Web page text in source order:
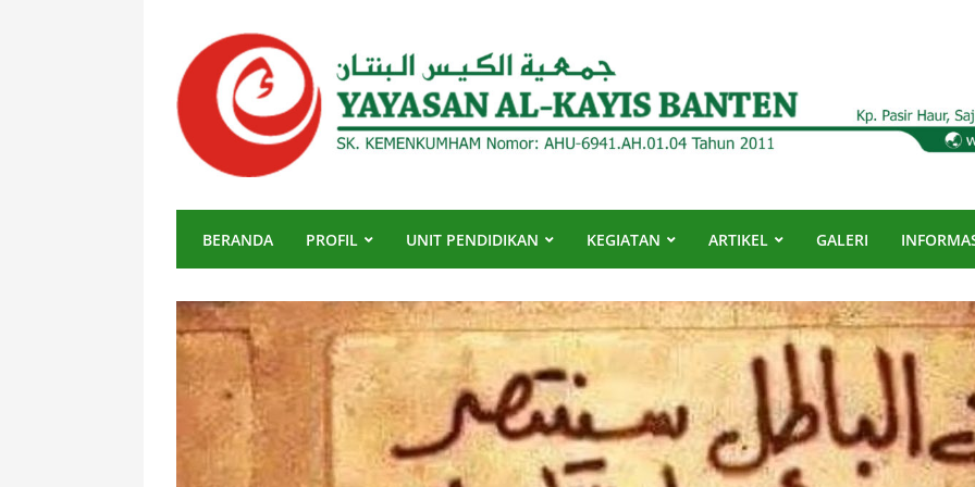
BERANDA PROFIL UNIT PENDIDIKAN KEGIATAN ARTIKEL GALERI